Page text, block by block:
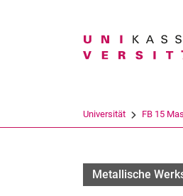
Universität FB 15
Metallische